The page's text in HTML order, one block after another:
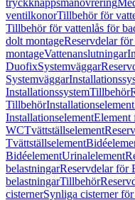
tryckknappsmanövrering
ventilkonorTillbehör för
Tillbehör för vattenlås för
dolt montageReservdelar
montageVattenanslutningar
DuofixSystemväggar
Systemväggar
InstallationssystemTillbehör
TillbehörInstallationselement
InstallationselementElement
WCTvättställselement
Tvättställselement
BidéelementUrinalelement
belastningarReservdelar för
belastningarTillbehör
cisternerSynliga cisterner